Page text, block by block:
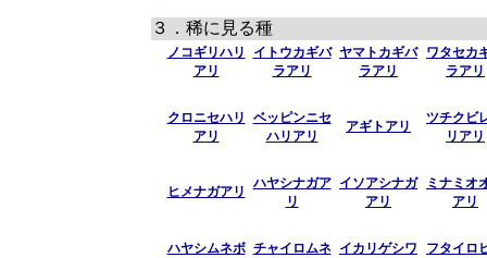
３．稀に見る種
ノコギリハリ
アリ
イトウカギバ
ラアリ
ヤマトカギバ
ラアリ
ワタセカ
ラアリ
クロニセハリ
アリ
ベッピンニセ
ハリアリ
アギトアリ
ツチクビ
リアリ
ヒメナガアリ
ハヤシナガア
リ
イソアシナガ
アリ
ミナミオ
アリ
ハヤシムネボ チャイロムネ
イカリゲシワ
フタイロ